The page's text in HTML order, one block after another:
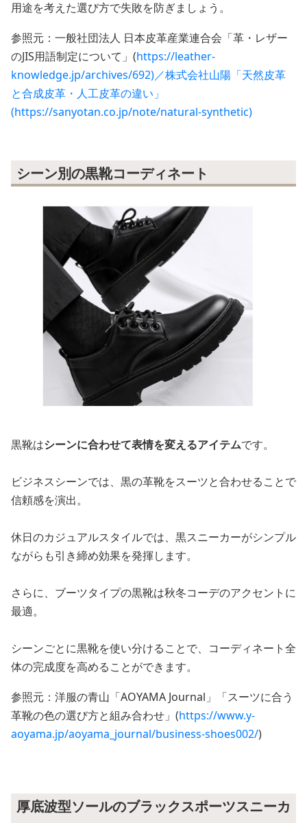
用途を考えた選び方で失敗を防ぎましょう。
参照元：一般社団法人 日本皮革産業連合会「革・レザー
のJIS用語制定について」(https://leather-
knowledge.jp/archives/692)／株式会社山陽「天然皮革
と合成皮革・人工皮革の違い」
(https://sanyotan.co.jp/note/natural-synthetic)
シーン別の黒靴コーディネート
黒靴はシーンに合わせて表情を変えるアイテムです。
ビジネスシーンでは、黒の革靴をスーツと合わせることで
信頼感を演出。
休日のカジュアルスタイルでは、黒スニーカーがシンプル
ながらも引き締め効果を発揮します。
さらに、ブーツタイプの黒靴は秋冬コーデのアクセントに
最適。
シーンごとに黒靴を使い分けることで、コーディネート全
体の完成度を高めることができます。
参照元：洋服の青山「AOYAMA Journal」「スーツに合う
革靴の色の選び方と組み合わせ」(https://www.y-
aoyama.jp/aoyama_journal/business-shoes002/)
厚底波型ソールのブラックスポーツスニーカ